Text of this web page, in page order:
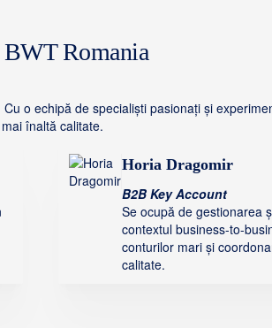
Romania
o echipă de specialiști pasionați și
înaltă calitate.
Horia Dragomir
B2B Key Account
Se ocupă de gestionarea
contextul business-to-
conturilor mari și
calitate.